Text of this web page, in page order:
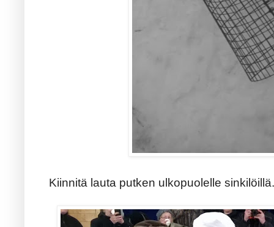
Kiinnitä lauta putken ulkopuolelle sinkilöillä.